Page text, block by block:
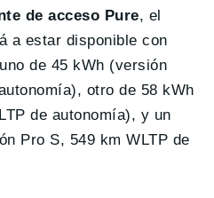
de acceso Pure, el
a estar disponible con
de 45 kWh (versión
otro de 58 kWh
de autonomía), y un
Pro S, 549 km WLTP de